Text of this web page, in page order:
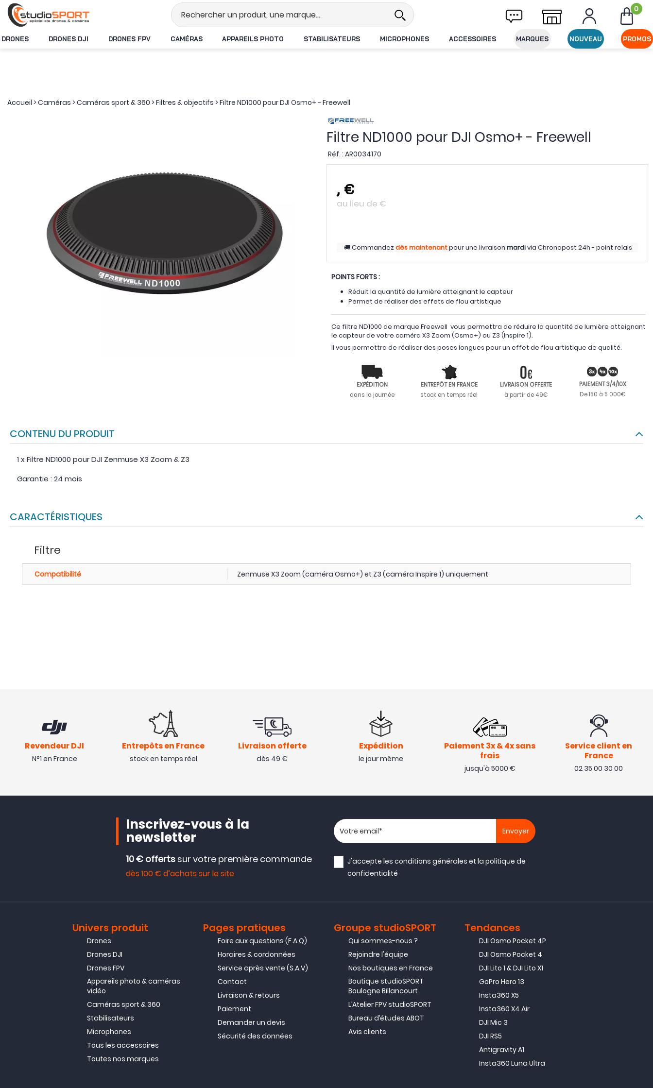
Stock en temps réel Livraison offerte dès 49€ d'achat 0
DRONES DRONES DJI DRONES FPV CAMÉRAS APPAREILS PHOTO STABILISATEURS MICROPHONES ACCESSOIRES MARQUES NOUVEAU PROMOS
Accueil >Caméras >Caméras sport & 360 >Filtres & objectifs >Filtre ND1000 pour DJI Osmo+ - Freewell
Filtre ND1000 pour DJI Osmo+ - Freewell
Réf. : AR0034170
, €
au lieu de €
Commandezdès maintenantpour une livraison mardivia Chronopost 24h - point relais
POINTS FORTS :
Réduit la quantité de lumière atteignant le capteur
Permet de réaliser des effets de flou artistique
Ce filtre ND1000 de marque Freewell vous permettra de réduire la quantité de lumière atteignant
le capteur de votre caméra X3 Zoom (Osmo+) ou Z3 (Inspire 1).
Il vous permettra de réaliser des poses longues pour un effet de flou artistique de qualité.
EXPÉDITION
dans la journée
ENTREPÔT EN FRANCE
stock en temps réel
LIVRAISON OFFERTE
à partir de 49€
PAIEMENT 3/4/10X
De 150 à 5 000€
CONTENU DU PRODUIT
1 x Filtre ND1000 pour DJI Zenmuse X3 Zoom & Z3
Garantie : 24 mois
CARACTÉRISTIQUES
Filtre
Compatibilité Zenmuse X3 Zoom (caméra Osmo+) et Z3 (caméra Inspire 1) uniquement
Revendeur DJI
N°1 en France
Entrepôts en France
stock en temps réel
Livraison offerte
dès 49 €
Expédition
le jour même
Paiement 3x & 4x sans
frais
jusqu'à 5000 €
Service client en
France
02 35 00 30 00
Inscrivez-vous à la
newsletter
10 € offerts sur votre première commande
dès 100 € d’achats sur le site
Votre adresse email
J'accepte lesconditions générales et lapolitique de
confidentialité
Univers produit
Drones
Drones DJI
Drones FPV
Appareils photo & caméras
vidéo
Caméras sport & 360
Stabilisateurs
Microphones
Tous les accessoires
Toutes nos marques
Pages pratiques
Foire aux questions (F.A.Q)
Horaires & cordonnées
Service après vente (S.A.V)
Contact
Livraison & retours
Paiement
Demander un devis
Sécurité des données
Groupe studioSPORT
Qui sommes-nous ?
Rejoindre l'équipe
Nos boutiques en France
Boutique studioSPORT
Boulogne Billancourt
L’Atelier FPV studioSPORT
Bureau d’études ABOT
Avis clients
Tendances
DJI Osmo Pocket 4P
DJI Osmo Pocket 4
DJI Lito 1 & DJI Lito X1
GoPro Hero 13
Insta360 X5
Insta360 X4 Air
DJI Mic 3
DJI RS5
Antigravity A1
Insta360 Luna Ultra